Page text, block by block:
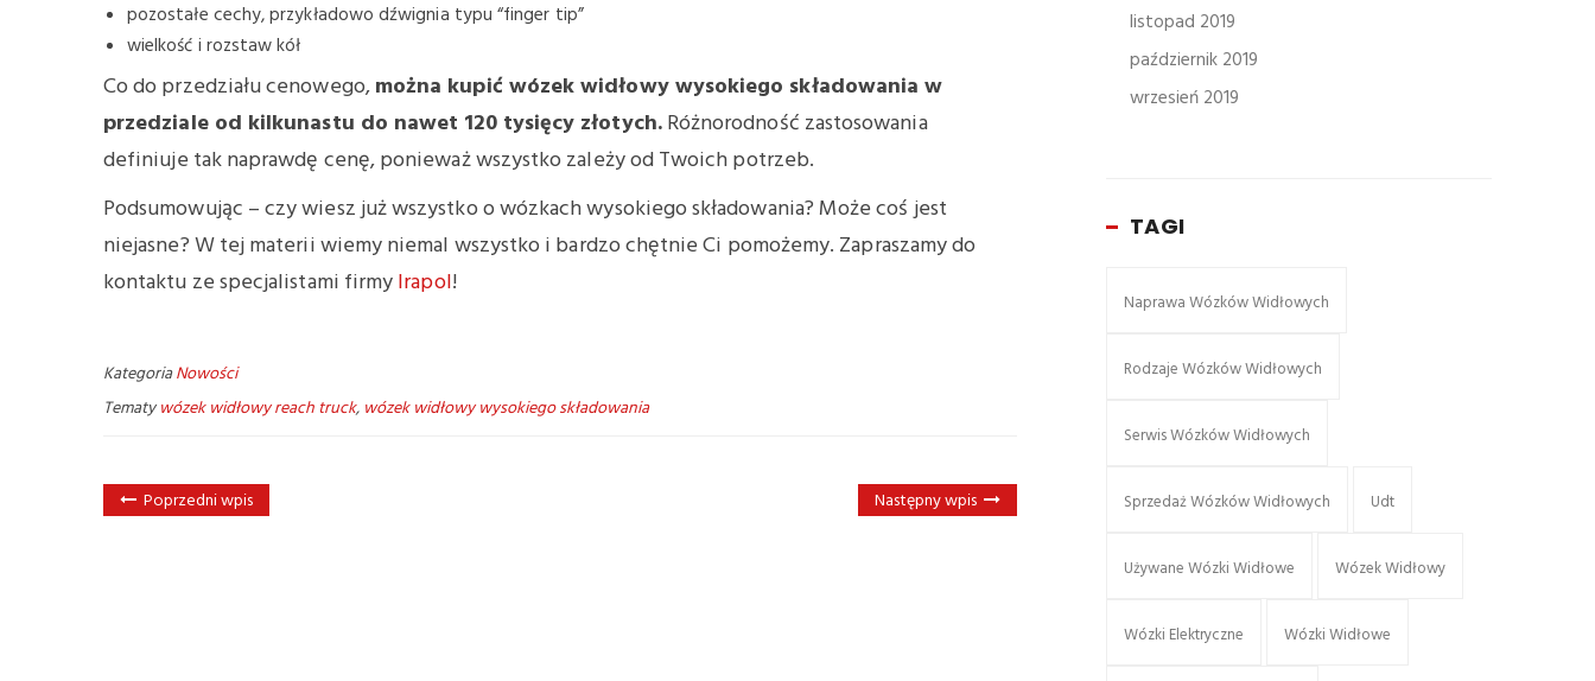
pozostałe cechy, przykładowo dźwignia typu “finger tip”
wielkość i rozstaw kół
Co do przedziału cenowego,można kupić wózek widłowy wysokiego składowania w
przedziale od kilkunastu do nawet 120 tysięcy złotych.Różnorodność zastosowania
definiuje tak naprawdę cenę, ponieważ wszystko zależy od Twoich potrzeb.
Podsumowując – czy wiesz już wszystko o wózkach wysokiego składowania? Może coś jest
niejasne? W tej materii wiemy niemal wszystko i bardzo chętnie Ci pomożemy. Zapraszamy do
kontaktu ze specjalistami firmyIrapol!
KategoriaNowości
Tematywózek widłowy reach truck, wózek widłowy wysokiego składowania
Poprzedni wpis Następny wpis
listopad 2019
październik 2019
wrzesień 2019
TAGI
Naprawa Wózków Widłowych
Rodzaje Wózków Widłowych
Serwis Wózków Widłowych
Sprzedaż Wózków Widłowych Udt
Używane Wózki Widłowe Wózek Widłowy
Wózki Elektryczne Wózki Widłowe